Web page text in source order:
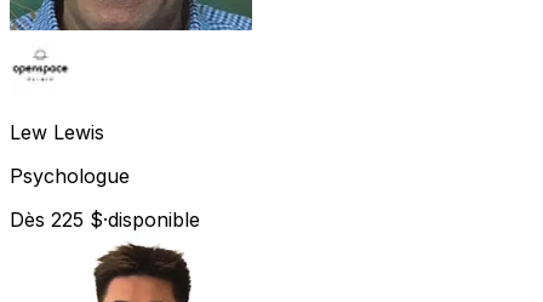
Lew Lewis
Psychologue
Dès 225 $·disponible